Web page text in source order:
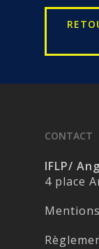
CONTACT
IFLP/
4 place